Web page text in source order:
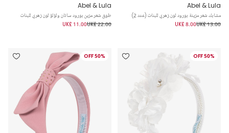
Abel & Lula
مشابك شعر مزينة بورود لون زهري للبنات (عدد 2)
UK£ 13.00
UK£ 8.00
Abel & Lula
طوق شعر مزين بورود ساتان ولؤلؤ لون زهري للبنات
UK£ 22.00
UK£ 11.00
50% OFF
50% OFF